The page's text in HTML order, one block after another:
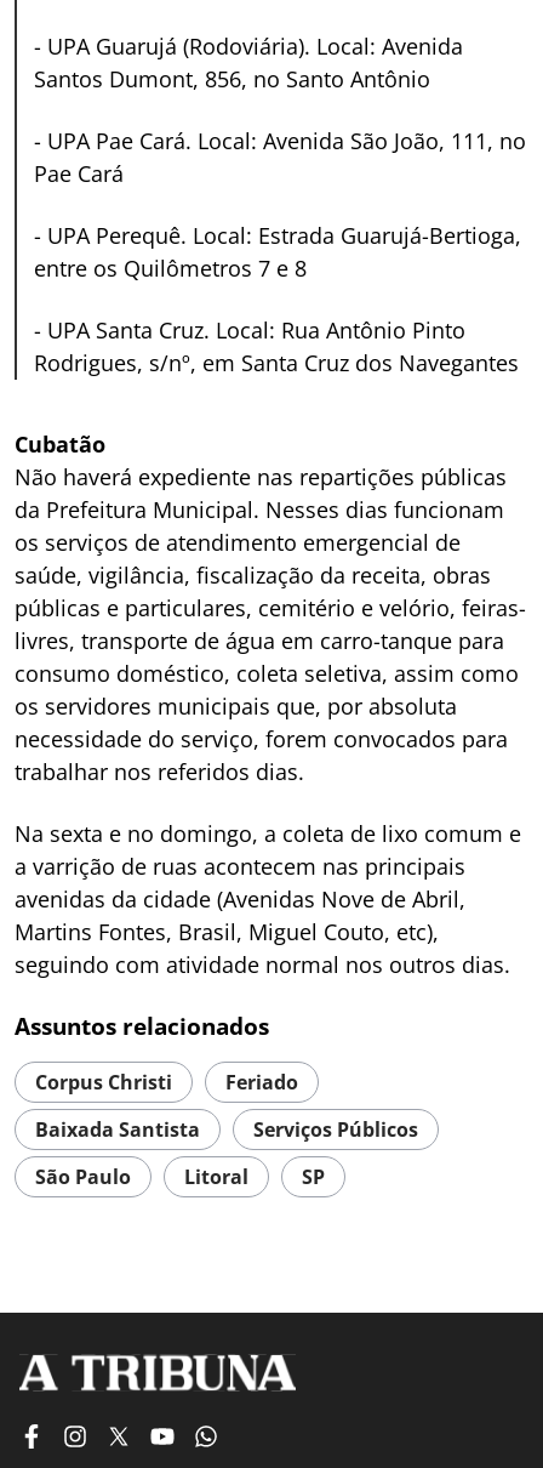
- UPA Guarujá (Rodoviária). Local: Avenida
Santos Dumont, 856, no Santo Antônio
- UPA Pae Cará. Local: Avenida São João, 111, no
Pae Cará
- UPA Perequê. Local: Estrada Guarujá-Bertioga,
entre os Quilômetros 7 e 8
- UPA Santa Cruz. Local: Rua Antônio Pinto
Rodrigues, s/nº, em Santa Cruz dos Navegantes
Cubatão
Não haverá expediente nas repartições públicas
da Prefeitura Municipal. Nesses dias funcionam
os serviços de atendimento emergencial de
saúde, vigilância, fiscalização da receita, obras
públicas e particulares, cemitério e velório, feiras-
livres, transporte de água em carro-tanque para
consumo doméstico, coleta seletiva, assim como
os servidores municipais que, por absoluta
necessidade do serviço, forem convocados para
trabalhar nos referidos dias.
Na sexta e no domingo, a coleta de lixo comum e
a varrição de ruas acontecem nas principais
avenidas da cidade (Avenidas Nove de Abril,
Martins Fontes, Brasil, Miguel Couto, etc),
seguindo com atividade normal nos outros dias.
Assuntos relacionados
Corpus Christi
Feriado
Baixada Santista
Serviços Públicos
São Paulo
Litoral SP